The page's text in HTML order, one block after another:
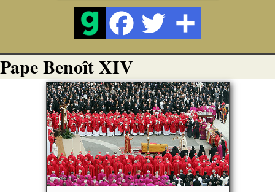
Pape Benoît XIV